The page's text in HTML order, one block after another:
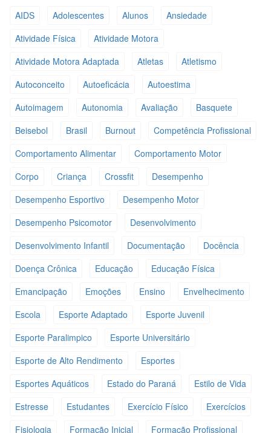
AIDS Adolescentes Alunos
Ansiedade
Atividade Física
Atividade Motora
Atividade Motora Adaptada
Atletas
Atletismo
Autoconceito
Autoeficácia
Autoestima
Autoimagem
Autonomia Avaliação
Basquete
Beisebol
Brasil Burnout
Competência Profissional
Comportamento Alimentar
Comportamento Motor
Corpo
Criança Crossfit
Desempenho
Desempenho Esportivo
Desempenho Motor
Desempenho Psicomotor
Desenvolvimento
Desenvolvimento Infantil
Documentação
Docência
Doença Crônica
Educação
Educação Física
Emancipação
Emoções Ensino
Envelhecimento
Escola
Esporte Adaptado
Esporte Juvenil
Esporte Paralimpico
Esporte Universitário
Esporte de Alto Rendimento
Esportes
Esportes Aquáticos
Estado do Paraná
Estilo de Vida
Estresse
Estudantes Exercício Físico
Exercícios
Fisiologia
Formação Inicial
Formação Profissional